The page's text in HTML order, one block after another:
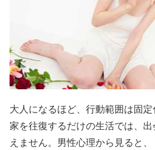
大人になるほど、行動範囲は固
家を往復するだけの生活では、
えません。男性心理から見ると